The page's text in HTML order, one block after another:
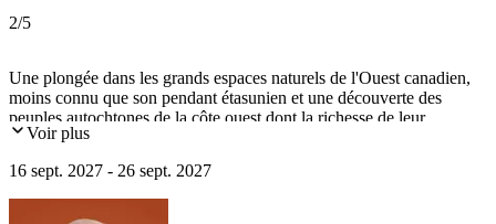
2/5
Une plongée dans les grands espaces naturels de l'Ouest canadien,
moins connu que son pendant étasunien et une découverte des
peuples autochtones de la côte ouest dont la richesse de leur
production artistique fait, aujourd'hui, intégralement partie du
Voir plus
16 sept. 2027 - 26 sept. 2027